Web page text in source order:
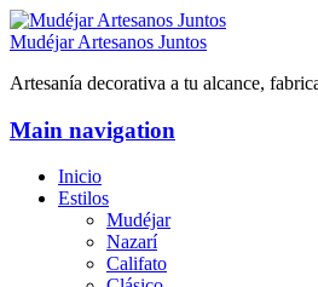
Mudéjar Artesanos Juntos
Artesanía decorativa a tu alcance,
Main navigation
Inicio
Estilos
Mudéjar
Nazarí
Califato